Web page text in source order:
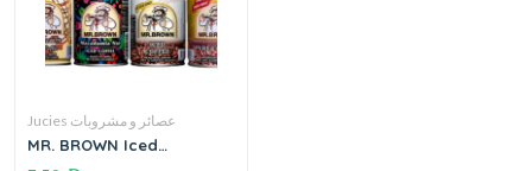
Jucies عصائر و مشروبات
MR. BROWN Iced
Coffee●240 mL. مستر براون